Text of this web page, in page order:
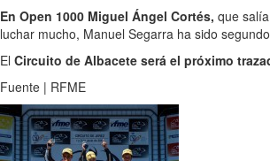
En Open 1000 Miguel Ángel Cortés, que
luchar mucho, Manuel Segarra ha sido
El Circuito de Albacete será el próximo
Fuente | RFME